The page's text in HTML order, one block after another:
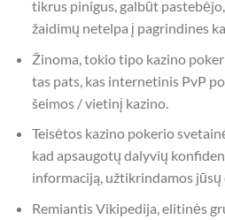
tikrus pinigus, galbūt
žaidimų netelpa į pagrindines
Žinoma, tokio tipo kazino
tas pats, kas internetinis PvP
šeimos / vietinį kazino.
Teisėtos kazino pokerio
kad apsaugotų dalyvių
informaciją, užtikrindamos jūsų
Remiantis Vikipedija, elitinės